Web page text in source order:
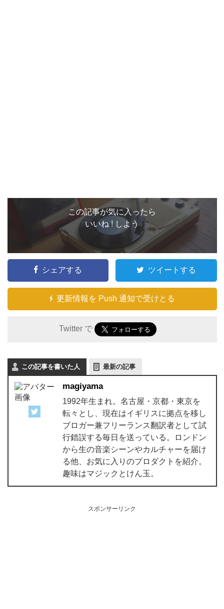
この記事が気に入ったら
いいね ! しよう
シェアする ツイートする
更新情報を Push 通知で受けとる
Twitter で
この記事を書いた人 最新の記事
magiyama
1992年生まれ。名古屋・京都・東京を
転々とし、現在はイギリスに拠点を移し
ブロガー兼フリーランス翻訳者として試
行錯誤する毎日を送っている。ロンドン
から生の音楽シーンやカルチャーを届け
る他、お気に入りのプロダクトを紹介。
趣味はマジックとけん玉。
スポンサーリンク